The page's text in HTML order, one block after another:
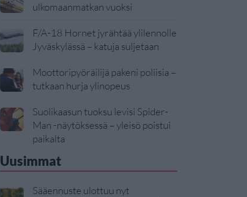
ulkomaanmatkan vuoksi
F/A-18 Hornet jyrähtää ylilennolle
Jyväskylässä – katuja suljetaan
Moottoripyöräilijä pakeni poliisia –
tutkaan hurja ylinopeus
Suolikaasun tuoksu levisi Spider-
Man -näytöksessä – yleisö poistui
paikalta
Uusimmat
Sääennuste ulottuu nyt